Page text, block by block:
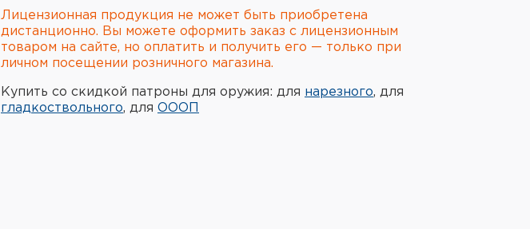
Лицензионная продукция не может быть приобретена
дистанционно. Вы можете оформить заказ с лицензионным
товаром на сайте, но оплатить и получить его — только при
личном посещении розничного магазина.
Купить со скидкой патроны для оружия: для нарезного, для
гладкоствольного, для ОООП